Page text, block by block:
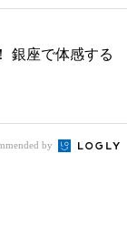
銀座で体感する
by